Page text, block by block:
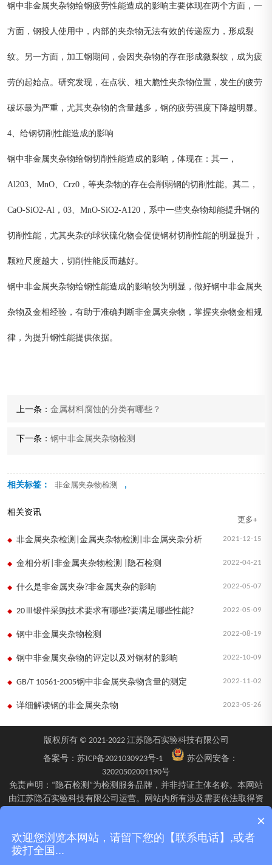
钢中非金属夹杂物给钢疲劳性能造成的影响主要体现在两个方面，一
方面，钢投人使用中，内部的夹杂物无法有效的传递应力，形成裂
纹。另一方面，加工钢期间，会因夹杂物的存在形成微裂纹，成为疲
劳的起始点。研究发现，在点状、粗大脆性夹杂物位置，发生的疲劳
破坏最为严重，尤其夹杂物的含量越多，钢的疲劳强度下降越明显。
4、给钢切削性能造成的影响
钢中非金属夹杂物给钢切削性能造成的影响，体现在：其一，
Al203、MnO、Crz0，等夹杂物的存在会削弱钢的切削性能。其二，
CaO-SiO2-Al，03、MnO-SiO2-A120，系中一些夹杂物却能提升钢的
切削性能，尤其夹杂的球状硫化物会促使钢材切削性能的明显提升，
颗粒尺度越大，切削性能反而越好。
钢中非金属夹杂物给钢性能造成的影响较为明显，做好钢中非金属夹
杂物及金相经验，有助于准确判断非金属夹杂物，掌握夹杂物金相规
律，为提升钢性能提供依据。
上一条： 金属材料腐蚀的分类有哪些？
下一条： 钢中非金属夹杂物检测
相关标签： 非金属夹杂物检测 ,
相关资讯
更多+
2021-12-15
非金属夹杂检测|金属夹杂物检测|非金属夹杂分析
2022-04-21
金相分析|非金属夹杂物检测 |隐石检测
2022-05-07
什么是非金属夹杂?非金属夹杂的影响
2022-05-09
20Ⅲ锻件采购技术要求有哪些?要满足哪些性能?
2022-08-19
钢中非金属夹杂物检测
2022-10-09
钢中非金属夹杂物的评定以及对钢材的影响
2022-11-02
GB/T 10561-2005钢中非金属夹杂物含量的测定
2023-05-26
详细解读钢的非金属夹杂物
版权所有 © 2021-2022 江苏隐石实验科技有限公司
备案号： 苏ICP备2021030923号-1
苏公网安备：
32020502001190号
免责声明：“隐石检测”为检测服务品牌，并非持证主体名称。本网站
由江苏隐石实验科技有限公司运营。网站内所有涉及需要依法取得资
石检验检测有限公司、四川隐石检验检测有限公司、南京隐石安全阀
校验有限公司在资质认定能力范围内具体实施并出具报告。不同检测
项目的资质适用范围、报告标识及出具主体可能不同，具体情况以双
×
欢迎您浏览本网站，请留下您的【联系电话】,或者
拨打全国...